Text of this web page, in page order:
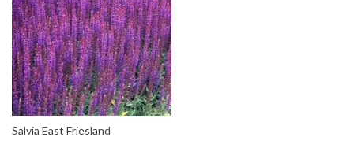
Salvia East Friesland